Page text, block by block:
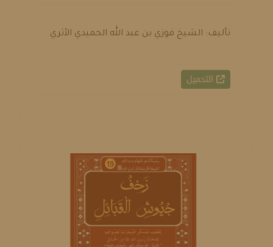
تأليف: الشيخ فوزي بن عبد الله الحميدي الأثري
التحميل